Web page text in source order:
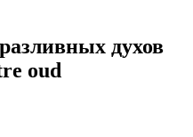
духов
oud